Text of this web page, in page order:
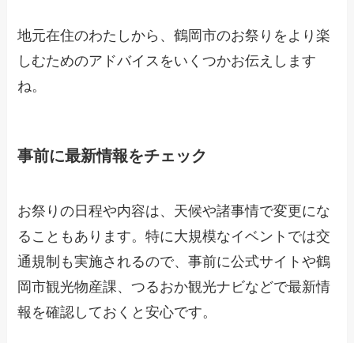
地元在住のわたしから、鶴岡市のお祭りをより楽
しむためのアドバイスをいくつかお伝えします
ね。
事前に最新情報をチェック
お祭りの日程や内容は、天候や諸事情で変更にな
ることもあります。特に大規模なイベントでは交
通規制も実施されるので、事前に公式サイトや鶴
岡市観光物産課、つるおか観光ナビなどで最新情
報を確認しておくと安心です。